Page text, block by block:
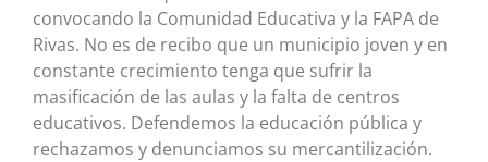
convocando la Comunidad Educativa y la FAPA de
Rivas. No es de recibo que un municipio joven y en
constante crecimiento tenga que sufrir la
masificación de las aulas y la falta de centros
educativos. Defendemos la educación pública y
rechazamos y denunciamos su mercantilización.